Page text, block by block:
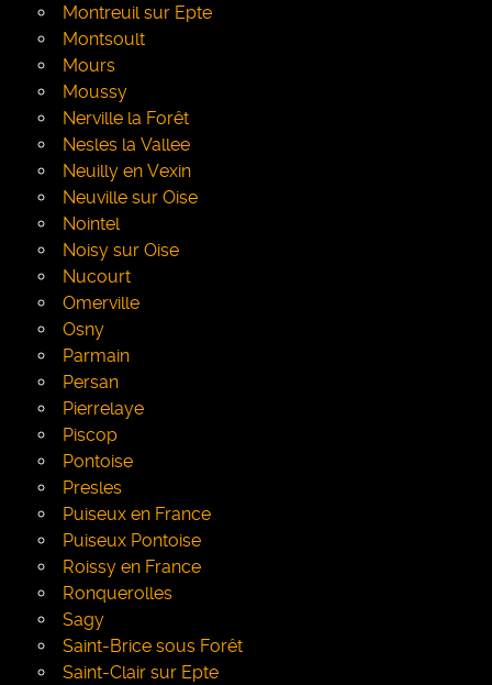
Montreuil sur Epte
Montsoult
Mours
Moussy
Nerville la Forêt
Nesles la Vallee
Neuilly en Vexin
Neuville sur Oise
Nointel
Noisy sur Oise
Nucourt
Omerville
Osny
Parmain
Persan
Pierrelaye
Piscop
Pontoise
Presles
Puiseux en France
Puiseux Pontoise
Roissy en France
Ronquerolles
Sagy
Saint-Brice sous Forêt
Saint-Clair sur Epte